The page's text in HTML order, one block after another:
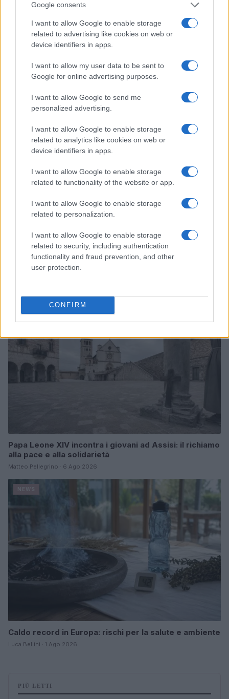
Google consents
I want to allow Google to enable storage
related to advertising like cookies on web or
device identifiers in apps.
I want to allow my user data to be sent to
Google for online advertising purposes.
I want to allow Google to send me
personalized advertising.
I want to allow Google to enable storage
related to analytics like cookies on web or
device identifiers in apps.
I want to allow Google to enable storage
related to functionality of the website or app.
I want to allow Google to enable storage
related to personalization.
I want to allow Google to enable storage
related to security, including authentication
functionality and fraud prevention, and other
user protection.
CONFIRM
Papa Leone a Santa Maria degli Angeli: migliaia di
giovani per il meeting francescano
Papa Leone XIV incontra i giovani ad Assisi: il richiamo
alla pace e alla solidarietà
Matteo Pellegrino · 6 Ago 2026
Caldo record in Europa: rischi per la salute e ambiente
Luca Bellini · 1 Ago 2026
PIÙ LETTI